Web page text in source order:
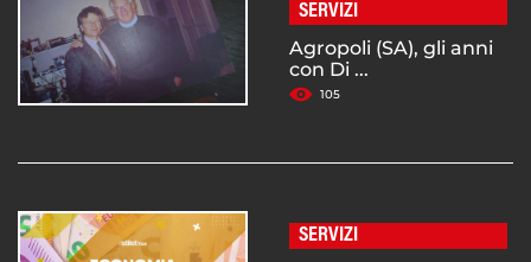
SERVIZI
Agropoli (SA), gli anni
con Di ...
105
SERVIZI